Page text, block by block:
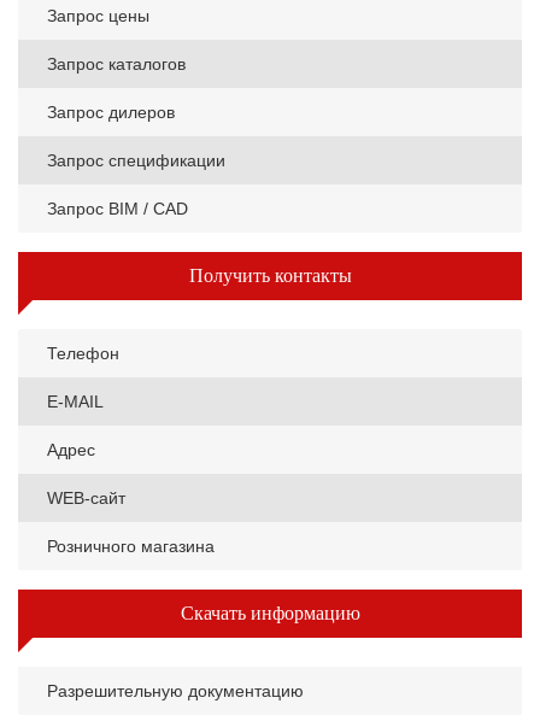
Запрос цены
Запрос каталогов
Запрос дилеров
Запрос спецификации
Запрос BIM / CAD
Получить контакты
Телефон
E-MAIL
Адрес
WEB-сайт
Розничного магазина
Скачать информацию
Разрешительную документацию